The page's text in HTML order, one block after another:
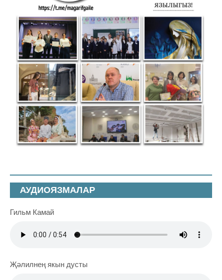
АУДИОЯЗМАЛАР
Гильм Камай
Җәлилнең якын дусты